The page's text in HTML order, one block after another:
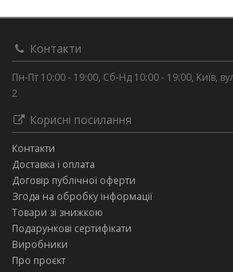
Контакти
Пн-Пт 10:00 - 19:00, Сб-Нд 10:00 - 19:00, Київ,
2
Корисні посилання
Контакти
Доставка і оплата
Договір публічної оферти
Згода на обробку інформації
Товари зі знижкою
Подарункові сертифікати
Виробники
Про проєкт